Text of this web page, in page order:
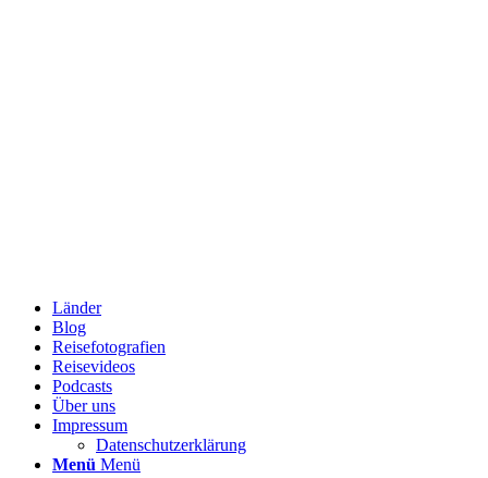
Länder
Blog
Reisefotografien
Reisevideos
Podcasts
Über uns
Impressum
Datenschutzerklärung
Menü Menü